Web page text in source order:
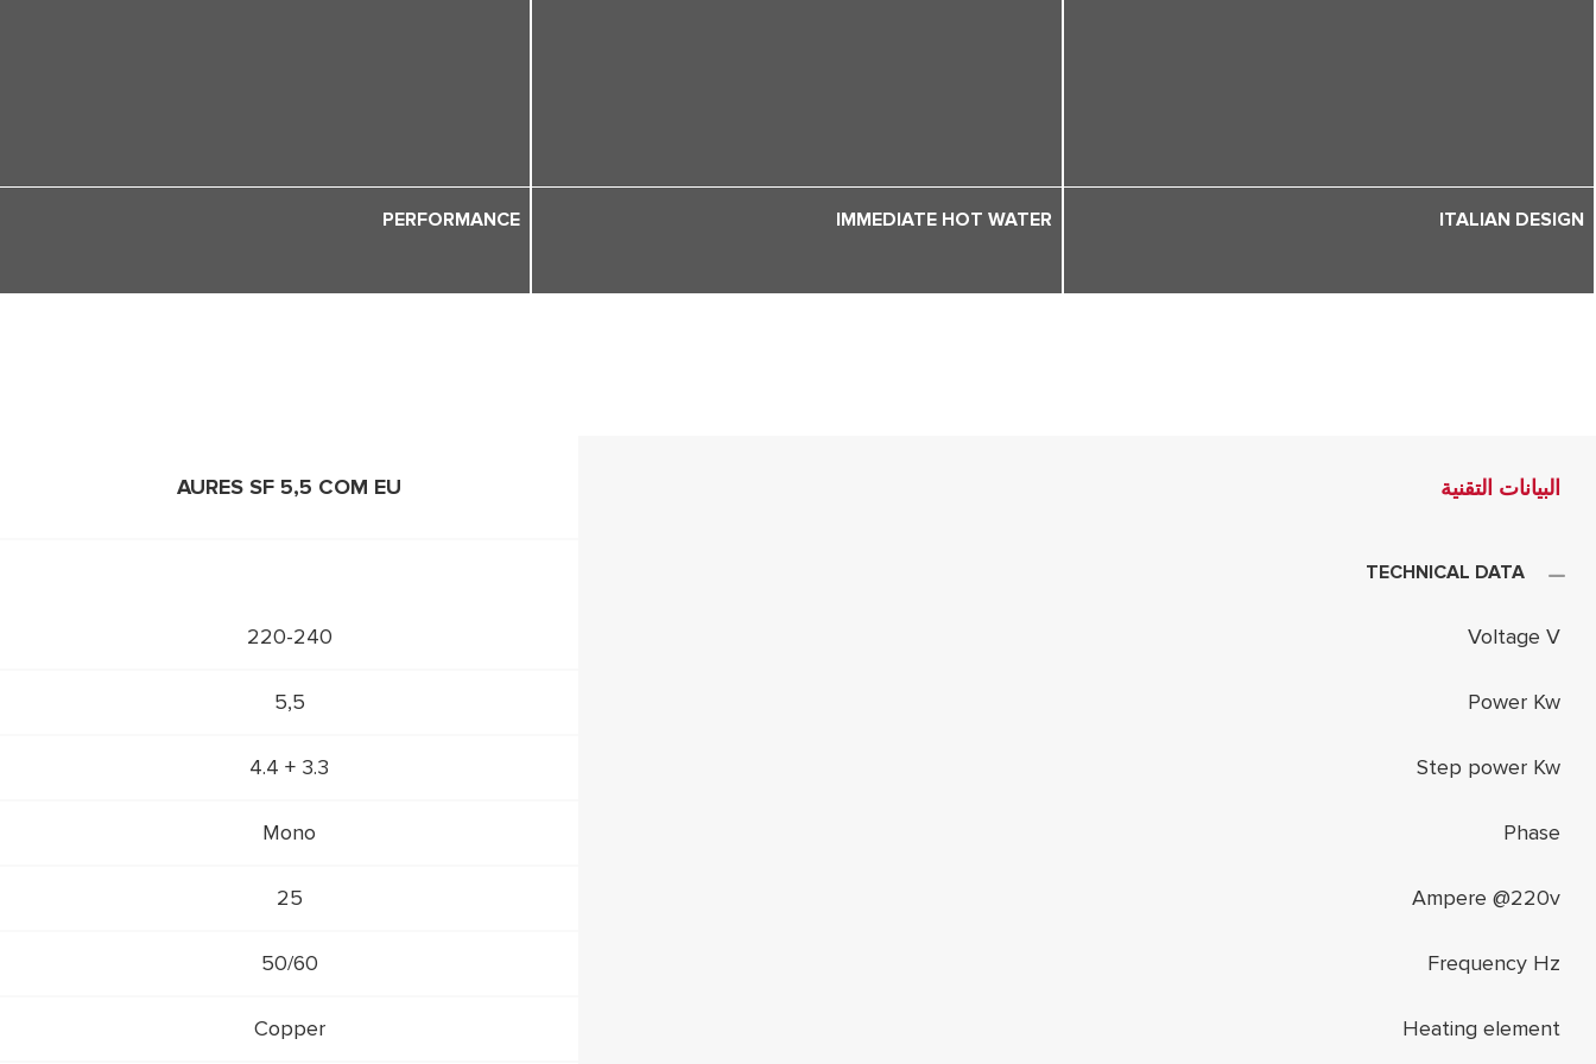
ITALIAN DESIGN
IMMEDIATE HOT WATER
PERFORMANCE
البيانات التقنية AURES SF 5,5 COM EU
TECHNICAL DATA
Voltage V
220-240
Power Kw
5,5
Step power Kw
3.3 + 4.4
Phase
Mono
Ampere @220v
25
Frequency Hz
50/60
Heating element
Copper